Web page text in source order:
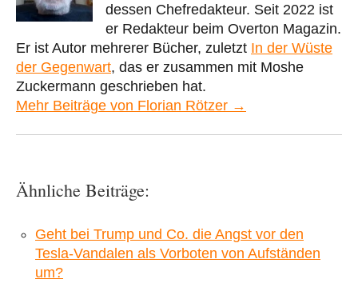
dessen Chefredakteur. Seit 2022 ist
er Redakteur beim Overton Magazin.
Er ist Autor mehrerer Bücher, zuletzt In der Wüste
der Gegenwart, das er zusammen mit Moshe
Zuckermann geschrieben hat.
Mehr Beiträge von Florian Rötzer →
Ähnliche Beiträge:
Geht bei Trump und Co. die Angst vor den
Tesla-Vandalen als Vorboten von Aufständen
um?